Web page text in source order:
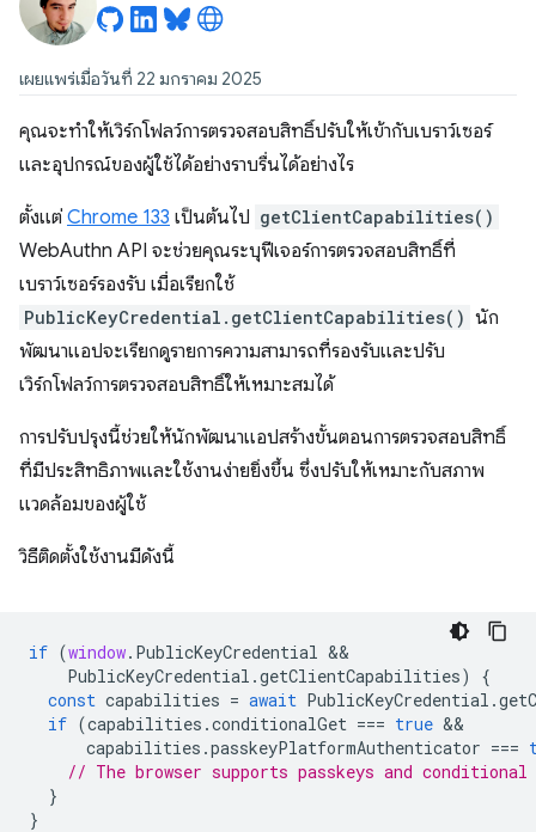
เผยแพร่เมื่อวันที่ 22 มกราคม 2025
คุณจะทำให้เวิร์กโฟลว์การตรวจสอบสิทธิ์ปรับให้เข้ากับเบราว์เซอร์
และอุปกรณ์ของผู้ใช้ได้อย่างราบรื่นได้อย่างไร
ตั้งแต่ Chrome 133 เป็นต้นไป getClientCapabilities()
WebAuthn API จะช่วยคุณระบุฟีเจอร์การตรวจสอบสิทธิ์ที่
เบราว์เซอร์รองรับ เมื่อเรียกใช้
PublicKeyCredential.getClientCapabilities() นัก
พัฒนาแอปจะเรียกดูรายการความสามารถที่รองรับและปรับ
เวิร์กโฟลว์การตรวจสอบสิทธิ์ให้เหมาะสมได้
การปรับปรุงนี้ช่วยให้นักพัฒนาแอปสร้างขั้นตอนการตรวจสอบสิทธิ์
ที่มีประสิทธิภาพและใช้งานง่ายยิ่งขึ้น ซึ่งปรับให้เหมาะกับสภาพ
แวดล้อมของผู้ใช้
วิธีติดตั้งใช้งานมีดังนี้
if (window. PublicKeyCredential
PublicKeyCredential .getClientCapabilities)
{
const capabilities = await PublicKeyCredential .
if (capabilities .conditionalGet === true
capabilities .passkeyPlatformAuthenticator ===
// The browser supports passkeys and
}
}